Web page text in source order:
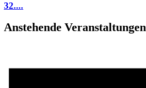
32....
Anstehende Veranstaltungen